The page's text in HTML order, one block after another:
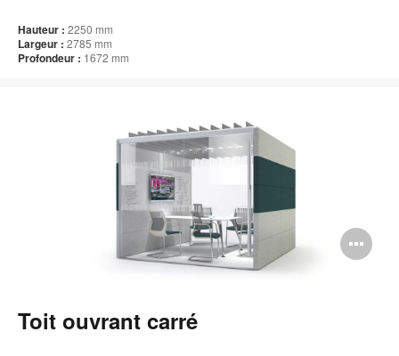
Hauteur : 2250 mm
Largeur : 2785 mm
Profondeur : 1672 mm
Toit ouvrant carré